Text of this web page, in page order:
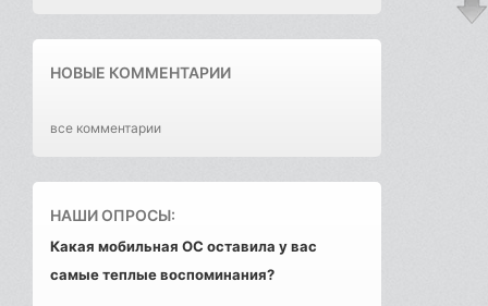
НОВЫЕ КОММЕНТАРИИ
все комментарии
НАШИ ОПРОСЫ:
Какая мобильная ОС оставила у вас
самые теплые воспоминания?